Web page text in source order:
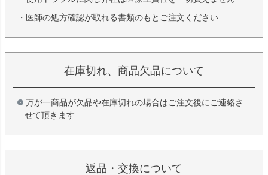
・医師の処方確認が取れる書類のもとご注文ください
在庫切れ、商品欠品について
万が一商品が欠品や在庫切れの場合はご注文後にご連絡さ
せて頂きます
返品・交換について